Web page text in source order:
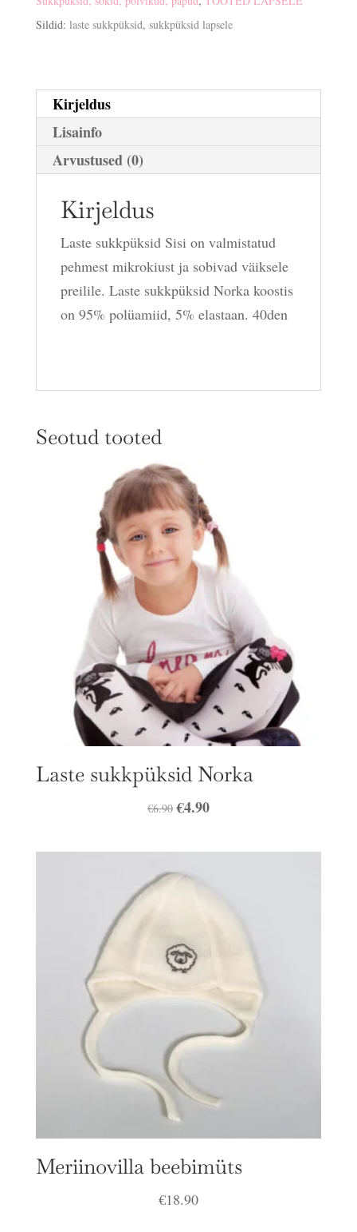
Sildid: laste sukkpüksid, sukkpüksid lapsele
Kirjeldus
Lisainfo
Arvustused (0)
Kirjeldus
Laste sukkpüksid Sisi on valmistatud
pehmest mikrokiust ja sobivad väiksele
preilile. Laste sukkpüksid Norka koostis
on 95% polüamiid, 5% elastaan. 40den
Seotud tooted
Laste sukkpüksid Norka
€6.90 Algne
oli:
€6.90.
€4.90Praegune
on:
Meriinovilla beebimüts
€18.90